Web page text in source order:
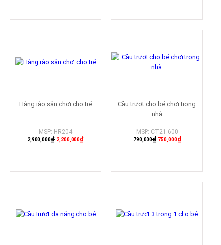
Hàng rào sân chơi cho trẻ
MSP: HR204
2,900,000₫ 2,200,000₫
Cầu trượt cho bé chơi trong
nhà
MSP: CT21.600
790,000₫ 750,000₫